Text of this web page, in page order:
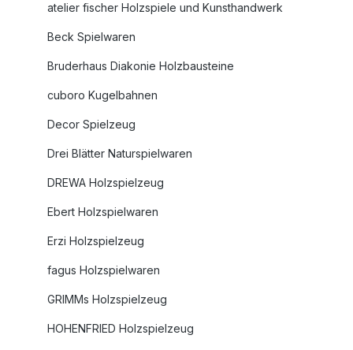
atelier fischer Holzspiele und Kunsthandwerk
Beck Spielwaren
Bruderhaus Diakonie Holzbausteine
cuboro Kugelbahnen
Decor Spielzeug
Drei Blätter Naturspielwaren
DREWA Holzspielzeug
Ebert Holzspielwaren
Erzi Holzspielzeug
fagus Holzspielwaren
GRIMMs Holzspielzeug
HOHENFRIED Holzspielzeug